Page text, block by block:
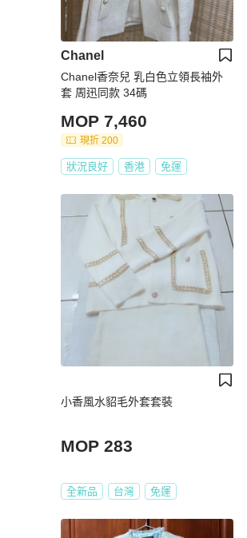
Chanel
Chanel香奈兒 乳白色立領長袖外
套 周迅同款 34碼
MOP 7,460
現折 200
狀況良好 香港 免運
小香風水貂毛外套套裝
MOP 283
全新品 台灣 免運